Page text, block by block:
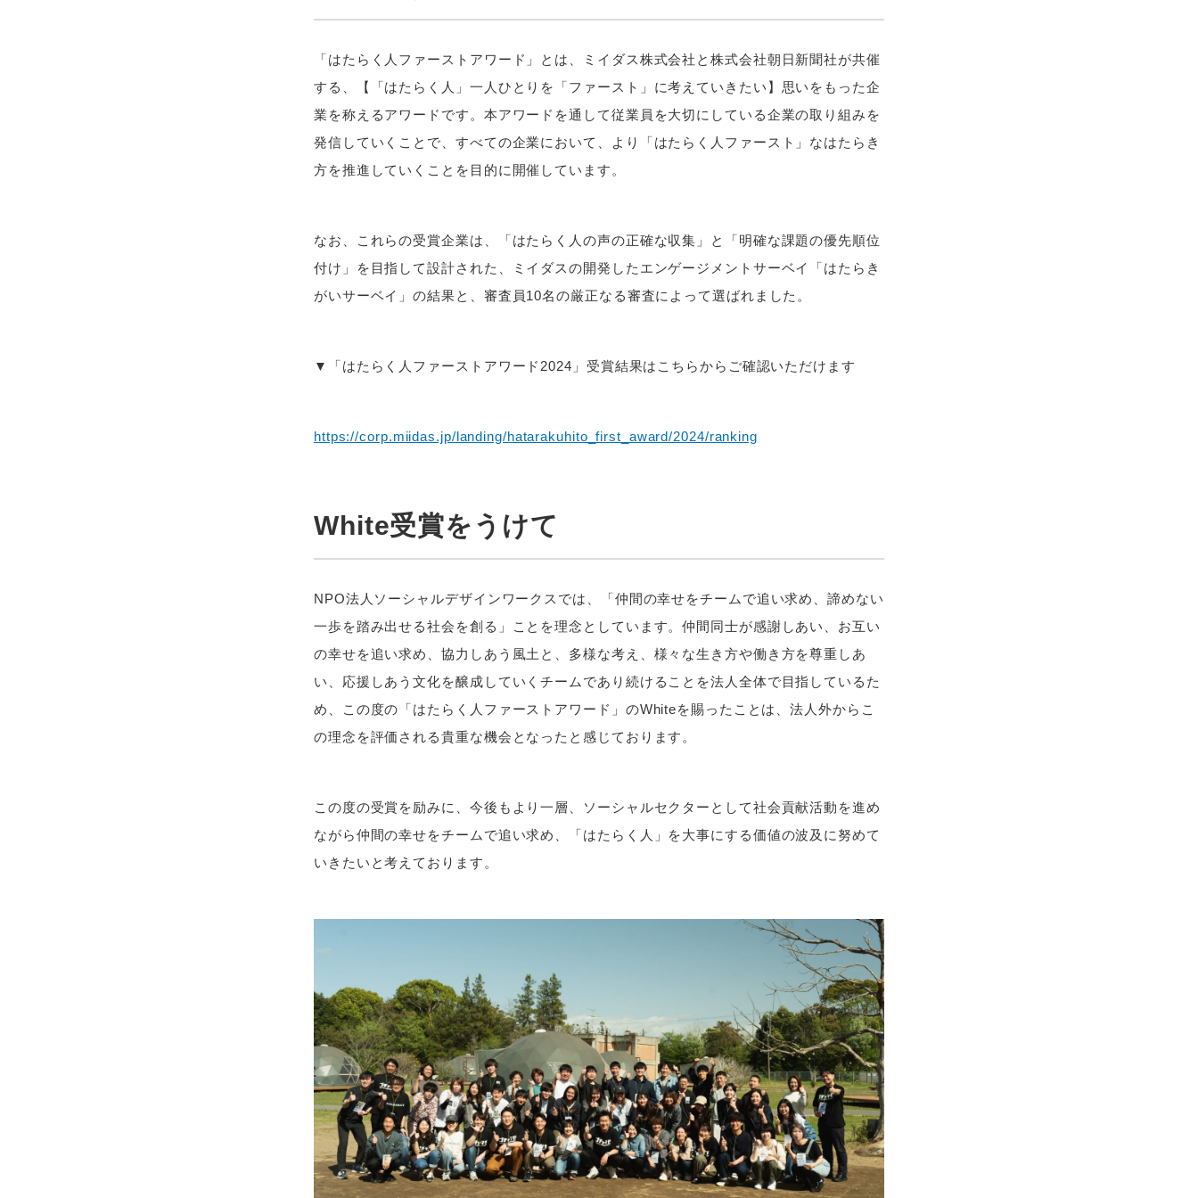
「はたらく人ファーストアワード」とは、ミイダス株式会社と株式会社朝日新聞社が共催
する、【「はたらく人」一人ひとりを「ファースト」に考えていきたい】思いをもった企
業を称えるアワードです。本アワードを通して従業員を大切にしている企業の取り組みを
発信していくことで、すべての企業において、より「はたらく人ファースト」なはたらき
方を推進していくことを目的に開催しています。
なお、これらの受賞企業は、「はたらく人の声の正確な収集」と「明確な課題の優先順位
付け」を目指して設計された、ミイダスの開発したエンゲージメントサーベイ「はたらき
がいサーベイ」の結果と、審査員10名の厳正なる審査によって選ばれました。
▼「はたらく人ファーストアワード2024」受賞結果はこちらからご確認いただけます
https://corp.miidas.jp/landing/hatarakuhito_first_award/2024/ranking
White受賞をうけて
NPO法人ソーシャルデザインワークスでは、「仲間の幸せをチームで追い求め、諦めない
一歩を踏み出せる社会を創る」ことを理念としています。仲間同士が感謝しあい、お互い
の幸せを追い求め、協力しあう風土と、多様な考え、様々な生き方や働き方を尊重しあ
い、応援しあう文化を醸成していくチームであり続けることを法人全体で目指しているた
め、この度の「はたらく人ファーストアワード」のWhiteを賜ったことは、法人外からこ
の理念を評価される貴重な機会となったと感じております。
この度の受賞を励みに、今後もより一層、ソーシャルセクターとして社会貢献活動を進め
ながら仲間の幸せをチームで追い求め、「はたらく人」を大事にする価値の波及に努めて
いきたいと考えております。